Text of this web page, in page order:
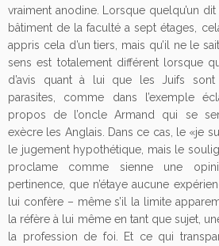
vraiment anodine. Lorsque quelqu’un dit
bâtiment de la faculté a sept étages,
appris cela d’un tiers, mais qu’il ne le
sens est totalement différent lorsque
d’avis quant à lui que les Juifs
parasites, comme dans l’exemple
propos de l’oncle Armand qui se
exècre les Anglais. Dans ce cas, le «je
le jugement hypothétique, mais le
proclame comme sienne une
pertinence, que n’étaye aucune
lui confère – même s’il la limite
la réfère à lui même en tant que sujet,
la profession de foi. Et ce qui